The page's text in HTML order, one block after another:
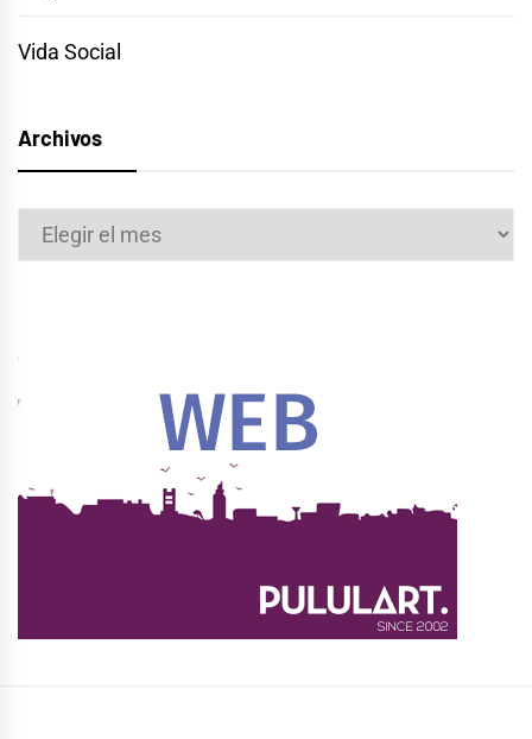
Vida Social
Archivos
Archivos